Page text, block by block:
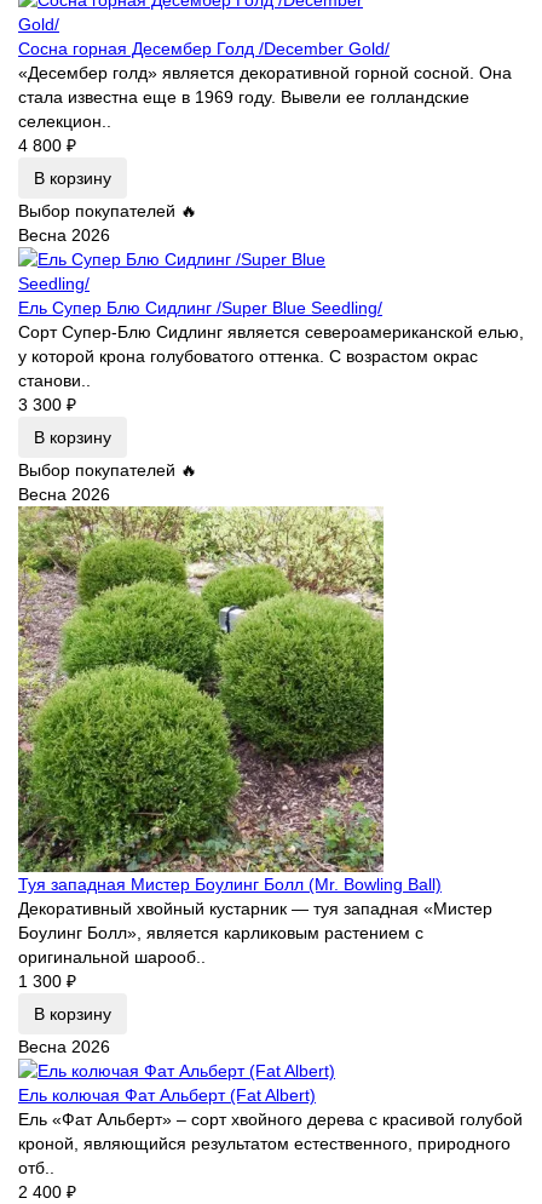
Сосна горная Десембер Голд /December Gold/
«Десембер голд» является декоративной горной сосной. Она
стала известна еще в 1969 году. Вывели ее голландские
селекцион..
4 800 ₽
В корзину
Выбор покупателей 🔥
Весна 2026
Ель Супер Блю Сидлинг /Super Blue Seedling/
Сорт Супер-Блю Сидлинг является североамериканской елью,
у которой крона голубоватого оттенка. С возрастом окрас
станови..
3 300 ₽
В корзину
Выбор покупателей 🔥
Весна 2026
Туя западная Мистер Боулинг Болл (Mr. Bowling Ball)
Декоративный хвойный кустарник — туя западная «Мистер
Боулинг Болл», является карликовым растением с
оригинальной шарооб..
1 300 ₽
В корзину
Весна 2026
Ель колючая Фат Альберт (Fat Albert)
Ель «Фат Альберт» – сорт хвойного дерева с красивой голубой
кроной, являющийся результатом естественного, природного
отб..
2 400 ₽